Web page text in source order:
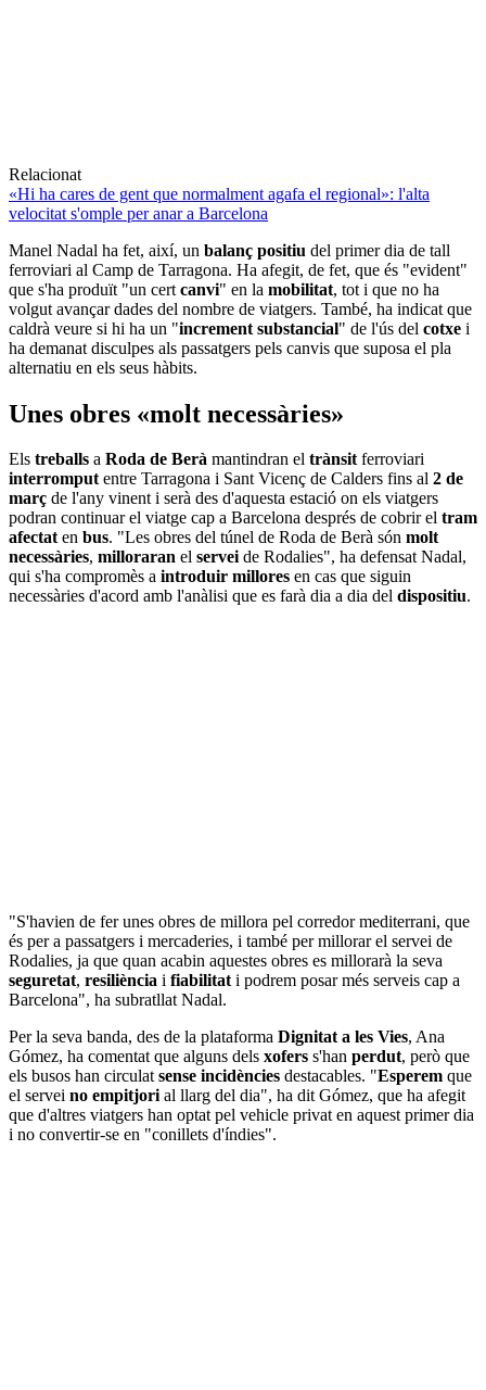
Relacionat
«Hi ha cares de gent que normalment agafa el regional»: l'alta
velocitat s'omple per anar a Barcelona
Manel Nadal ha fet, així, un balanç positiu del primer dia de tall
ferroviari al Camp de Tarragona. Ha afegit, de fet, que és "evident"
que s'ha produït "un cert canvi" en la mobilitat, tot i que no ha
volgut avançar dades del nombre de viatgers. També, ha indicat que
caldrà veure si hi ha un "increment substancial" de l'ús del cotxe i
ha demanat disculpes als passatgers pels canvis que suposa el pla
alternatiu en els seus hàbits.
Unes obres «molt necessàries»
Els treballs a Roda de Berà mantindran el trànsitferroviari
interromputentre Tarragona i Sant Vicenç de Calders fins al 2 de
març de l'any vinent i serà des d'aquesta estació on els viatgers
podran continuar el viatge cap a Barcelona després de cobrir el tram
afectaten bus. "Les obres del túnel de Roda de Berà són molt
necessàries, milloraran el serveide Rodalies", ha defensat Nadal,
qui s'ha compromès a introduir millores en cas que siguin
necessàries d'acord amb l'anàlisi que es farà dia a dia del dispositiu.
"S'havien de fer unes obres de millora pel corredor mediterrani, que
és per a passatgers i mercaderies, i també per millorar el servei de
Rodalies, ja que quan acabin aquestes obres es millorarà la seva
seguretat, resiliència i fiabilitati podrem posar més serveis cap a
Barcelona", ha subratllat Nadal.
Per la seva banda, des de la plataforma Dignitat a les Vies, Ana
Gómez, ha comentat que alguns dels xofers s'han perdut, però que
els busos han circulatsense incidències destacables. "Esperem que
el servei no empitjorial llarg del dia", ha dit Gómez, que ha afegit
que d'altres viatgers han optat pel vehicle privat en aquest primer dia
i no convertir-se en "conillets d'índies".